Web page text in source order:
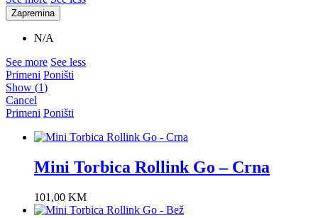
Zapremina
N/A
See more See less
Primeni Poništi
Show (1)
Cancel
Primeni Poništi
Mini Torbica Rollink Go – Crna
101,00 KM